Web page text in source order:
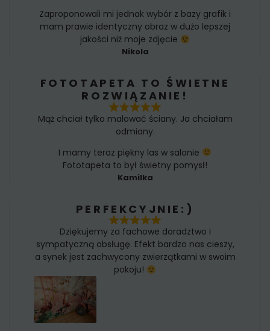
Zaproponowali mi jednak wybór z bazy grafik i
mam prawie identyczny obraz w dużo lepszej
jakości niż moje zdjęcie
Nikola
FOTOTAPETA TO ŚWIETNE
ROZWIĄZANIE!
Mąż chciał tylko malować ściany. Ja chciałam
odmiany.
I mamy teraz piękny las w salonie
Fototapeta to był świetny pomysł!
Kamilka
PERFEKCYJNIE:)
Dziękujemy za fachowe doradztwo i
sympatyczną obsługę. Efekt bardzo nas cieszy,
a synek jest zachwycony zwierzątkami w swoim
pokoju!